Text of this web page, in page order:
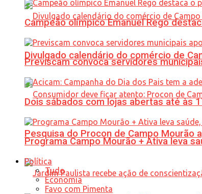
Divulgado calendário do comércio de
Pesquisa do Procon de Campo
Campeão olímpico Emanuel Rego
Previscam convoca servidores
Dois sábados com lojas abertas até às
Programa Campo Mourão + Ativa leva
Política
Tudo
Economia
Favo com Pimenta